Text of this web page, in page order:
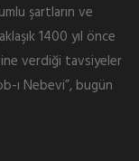
şartların ve
1400 yıl önce
verdiği tavsiyeler
ı Nebevi”, bugün